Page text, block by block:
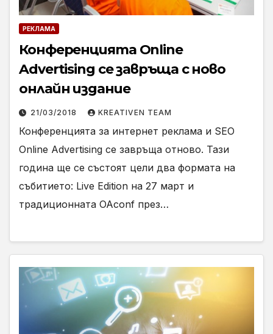
РЕКЛАМА
Конференцията Online
Advertising се завръща с ново
онлайн издание
21/03/2018 KREATIVEN TEAM
Конференцията за интернет реклама и SEO
Online Advertising се завръща отново. Тази
година ще се състоят цели два формата на
събитието: Live Edition на 27 март и
традиционната OAconf през…